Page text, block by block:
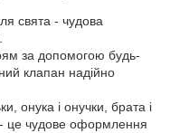
свята - чудова
за допомогою будь-
клапан надійно
онука і онучки, брата і
це чудове оформлення